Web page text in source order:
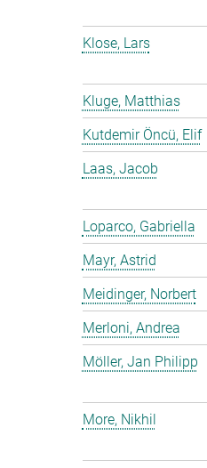
Klose, Lars
Kluge, Matthias
Kutdemir Öncü, Elif
Laas, Jacob
Loparco, Gabriella
Mayr, Astrid
Meidinger, Norbert
Merloni, Andrea
Möller, Jan Philipp
More, Nikhil